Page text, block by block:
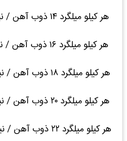
هر کیلو میلگرد ۱۴ ذوب آهن / نیشابور ۱۲ متری ۱۵ ۶۷,۵۰۰ (۰.۰۰%)۰
هر کیلو میلگرد ۱۶ ذوب آهن / نیشابور ۱۲ متری ۱۹ ۶۷,۵۰۰ (۰.۰۰%)۰
هر کیلو میلگرد ۱۸ ذوب آهن / نیشابور ۱۲ متری ۲۵ ۶۷,۵۰۰ (۰.۰۰%)۰
هر کیلو میلگرد ۲۰ ذوب آهن / نیشابور ۱۲ متری ۳۰ ۶۷,۵۰۰ (۰.۰۰%)۰
هر کیلو میلگرد ۲۲ ذوب آهن / نیشابور ۱۲ متری ۳۶ ۶۷,۵۰۰ (۰.۰۰%)۰